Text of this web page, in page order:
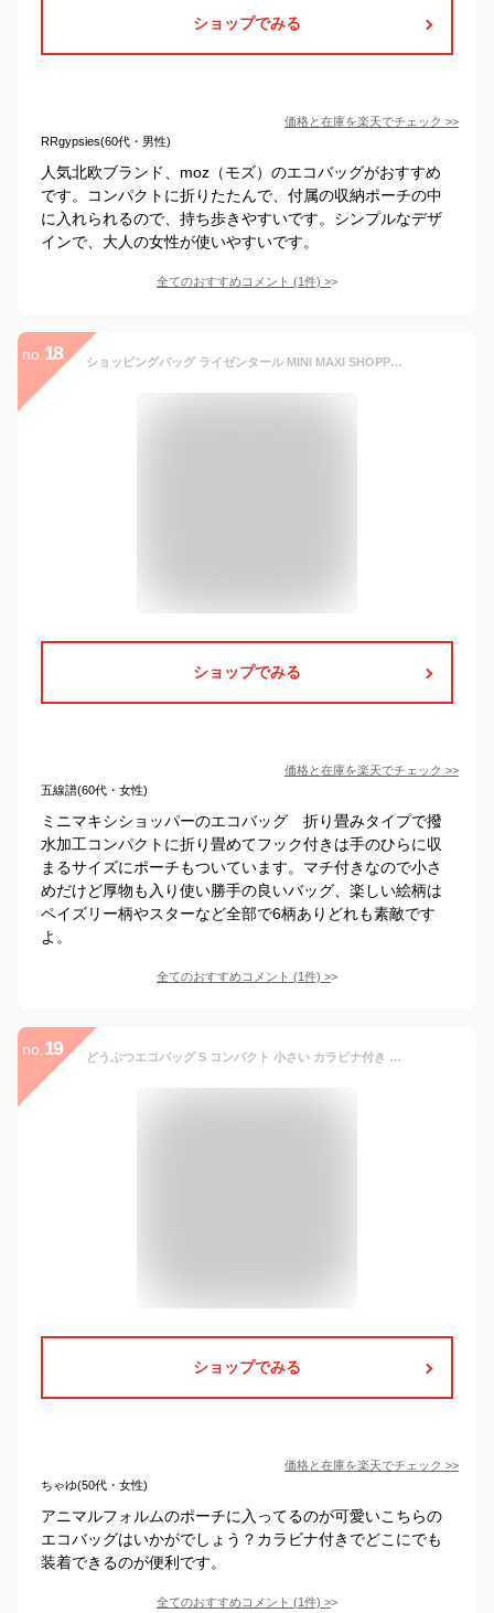
ショップでみる
価格と在庫を楽天でチェック >>
RRgypsies(60代・男性)
人気北欧ブランド、moz（モズ）のエコバッグがおすすめ
です。コンパクトに折りたたんで、付属の収納ポーチの中
に入れられるので、持ち歩きやすいです。シンプルなデザ
インで、大人の女性が使いやすいです。
全てのおすすめコメント (1件) >
no. 18 ショッピングバッグ ライゼンタール MINI MAXI SHOPPER （ reisenthel エコバッグ ミニマキシショッパー マイバッグ 折りたたみ マチ付き 撥水加工 お買い物バッグ コンパクト 収納ポーチ付き フック付き 折り畳み ）
ショップでみる
価格と在庫を楽天でチェック >>
五線譜(60代・女性)
ミニマキシショッパーのエコバッグ 折り畳みタイプで撥
水加工コンパクトに折り畳めてフック付きは手のひらに収
まるサイズにポーチもついています。マチ付きなので小さ
めだけど厚物も入り使い勝手の良いバッグ、楽しい絵柄は
ペイズリー柄やスターなど全部で6柄ありどれも素敵です
よ。
全てのおすすめコメント (1件) >
no. 19 どうぶつエコバッグ S コンパクト 小さい カラビナ付き 雑貨 薄い 軽量 大容量 ナイロン レジ袋 コンパクト マチ付 エコバック チャーム キーホルダー かわいい たたまない コンビニ プレゼント プチギフト ミニギフト 送料無料
ショップでみる
価格と在庫を楽天でチェック >>
ちゃゆ(50代・女性)
アニマルフォルムのポーチに入ってるのが可愛いこちらの
エコバッグはいかがでしょう？カラビナ付きでどこにでも
装着できるのが便利です。
全てのおすすめコメント (1件) >